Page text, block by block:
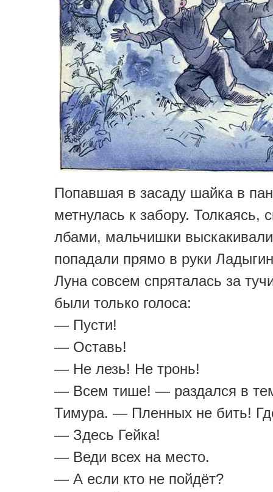
Попавшая в засаду шайка в
метнулась к забору. Толкаясь,
лбами, мальчишки
попадали прямо в руки
Луна совсем спряталась за
были только голоса:
— Пусти!
— Оставь!
— Не лезь! Не тронь!
— Всем тише! — раздался в
Тимура. — Пленных не бить!
— Здесь Гейка!
— Веди всех на место.
— А если кто не пойдёт?